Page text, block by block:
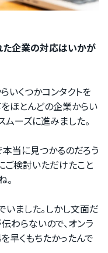
企業の対応はいかが
いくつかコンタクトを
をほとんどの企業からい
ムーズに進みました。
当に見つかるのだろう
ご検討いただけたこと
。
ました。しかし文面だ
わらないので、オンラ
早くもちたかったんで